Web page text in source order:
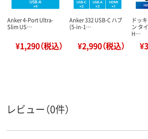
Anker 4-Port Ultra-
Slim US…
¥1,290（税込）
Anker 332 USB-C ハブ
(5-in-1…
¥2,990（税込）
ドッ
ン タ
H…
レビュー（0件）